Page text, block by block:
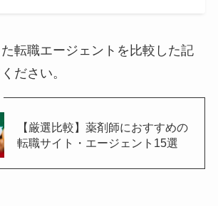
転職エージェントを比較した記
ださい。
【厳選比較】薬剤師におすすめの
転職サイト・エージェント15選